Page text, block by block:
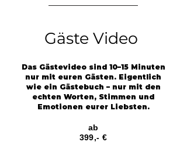
Gäste Video
Das Gästevideo sind 10–15 Minuten
nur mit euren Gästen. Eigentlich
wie ein Gästebuch – nur mit den
echten Worten, Stimmen und
Emotionen eurer Liebsten.
ab
399,- €